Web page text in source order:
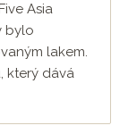
Asia
bylo
lakem.
který dává